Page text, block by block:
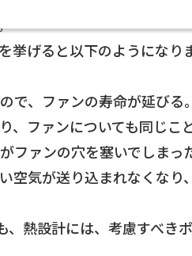
挙げると以下のようになり
で、ファンの寿命が延びる
ファンについても同じこ
ファンの穴を塞いでしまっ
気が送り込まれなくなり
、熱設計には、考慮すべき